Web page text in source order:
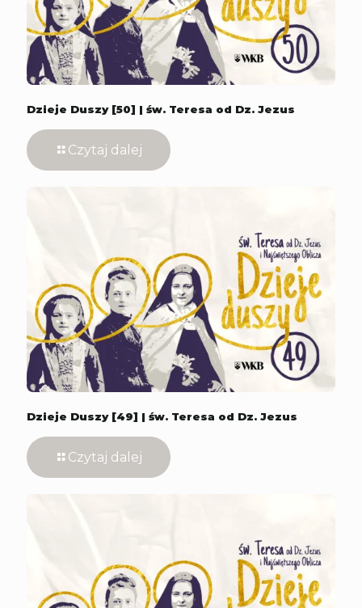
Dzieje Duszy [50] | św. Teresa od Dz. Jezus
Czytaj dalej
Dzieje Duszy [49] | św. Teresa od Dz. Jezus
Czytaj dalej